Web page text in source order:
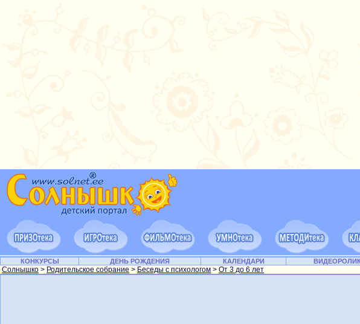
КОНКУРСЫ ДЕНЬ РОЖДЕНИЯ КАЛЕНДАРИ
Солнышко > Родительское собрание > Беседы с психологом > От 3 до 6 лет